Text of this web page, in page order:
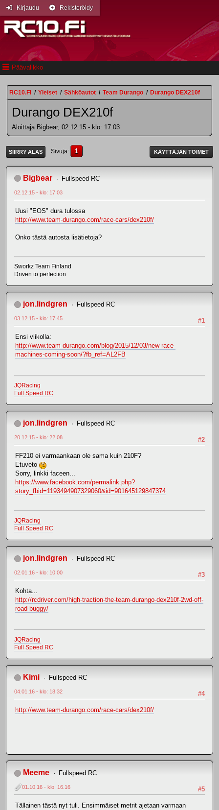
Päävalikko
Kirjaudu Rekisteröidy
RC10.FI / Yleiset / Sähköautot / Team Durango / Durango DEX210f
Durango DEX210f
Aloittaja Bigbear, 02.12.15 - klo: 17.03
SIIRRY ALAS Sivuja 1 KÄYTTÄJÄN TOIMET
Bigbear Fullspeed RC
02.12.15 - klo: 17.03
Uusi "EOS" dura tulossa
http://www.team-durango.com/race-cars/dex210f/
Onko tästä autosta lisätietoja?
Sworkz Team Finland
Driven to perfection
jon.lindgren Fullspeed RC
#1
03.12.15 - klo: 17.45
Ensi viikolla:
http://www.team-durango.com/blog/2015/12/03/new-race-
machines-coming-soon/?fb_ref=AL2FB
JQRacing
Full Speed RC
jon.lindgren Fullspeed RC
#2
20.12.15 - klo: 22.08
FF210 ei varmaankaan ole sama kuin 210F?
Etuveto
Sorry, linkki faceen...
https://www.facebook.com/permalink.php?
story_fbid=1193494907329060&id=901645129847374
JQRacing
Full Speed RC
jon.lindgren Fullspeed RC
#3
02.01.16 - klo: 10.00
Kohta...
http://rcdriver.com/high-traction-the-team-durango-dex210f-2wd-off-
road-buggy/
JQRacing
Full Speed RC
Kimi Fullspeed RC
#4
04.01.16 - klo: 18.32
http://www.team-durango.com/race-cars/dex210f/
Meeme Fullspeed RC
#5
01.10.16 - klo: 16.16
Tällainen tästä nyt tuli. Ensimmäiset metrit ajetaan varmaan